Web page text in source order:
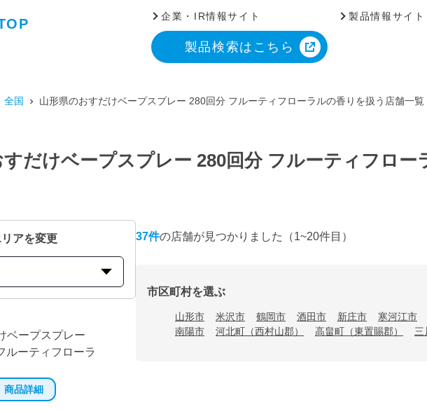
企業・IR情報サイト 製品情報サイト
製品検索はこちら
全国 山形県のおすだけベープスプレー 280回分 フルーティフローラルの香りを扱う店舗一覧
すだけベープスプレー 280回分 フルーティフロー
リアを変更
商品詳細
37件の店舗が見つかりました （1~20件目）
市区町村を選ぶ
山形市 米沢市 鶴岡市 酒田市 新庄市
寒河江市
南陽市
河北町（西村山郡） 高畠町（東置賜郡） 三